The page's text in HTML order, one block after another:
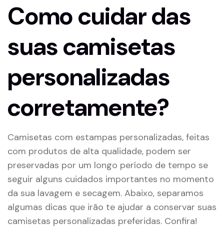
Como cuidar das
suas camisetas
personalizadas
corretamente?
Camisetas com estampas personalizadas, feitas
com produtos de alta qualidade, podem ser
preservadas por um longo período de tempo se
seguir alguns cuidados importantes no momento
da sua lavagem e secagem. Abaixo, separamos
algumas dicas que irão te ajudar a conservar suas
camisetas personalizadas preferidas. Confira!